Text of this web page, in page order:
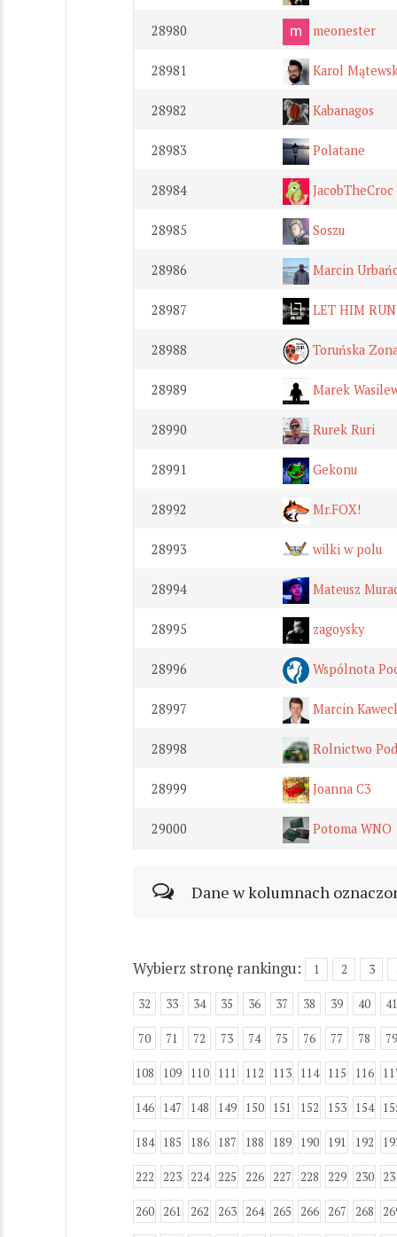
28980 meonester
28981 Karol
28982 Kabanagos
28983 Polatane
28984 JacobTheCroc
28985 Soszu
28986 Marcin
28987 LET HIM RUN
28988 Toruńska
28989 Marek
28990 Rurek Ruri
28991 Gekonu
28992 Mr.FOX!
28993 wilki w polu
28994 Mateusz
28995 zagoysky
28996 Wspólnota
28997 Marcin
28998 Rolnictwo
28999 Joanna C3
29000 Potoma WNO
Dane w kolumnach
Wybierz stronę rankingu: 1 2 3
32 33 34 35 36 37 38 39 40 41
70 71 72 73 74 75 76 77 78 79
108 109 110 111 112 113 114 115 116
146 147 148 149 150 151 152 153 154
184 185 186 187 188 189 190 191 192
222 223 224 225 226 227 228 229 230
260 261 262 263 264 265 266 267 268